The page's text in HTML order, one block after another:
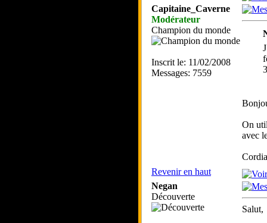
Capitaine_Caverne
Modérateur
Champion du monde
Inscrit le: 11/02/2008
Messages: 7559
On
avec
Revenir en haut
Negan
Découverte
Salut,